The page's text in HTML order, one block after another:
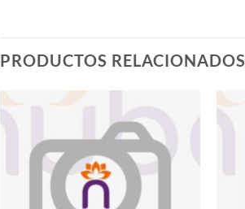
PRODUCTOS RELACIONADOS